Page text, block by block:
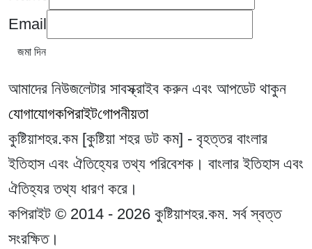
Email
আমাদের নিউজলেটার সাবস্ক্রাইব করুন এবং আপডেট থাকুন
যোগাযোগকপিরাইটগোপনীয়তা
কুষ্টিয়াশহর.কম [কুষ্টিয়া শহর ডট কম] - বৃহত্তর বাংলার
ইতিহাস এবং ঐতিহ্যের তথ্য পরিবেশক। বাংলার ইতিহাস এবং
ঐতিহ্যর তথ্য ধারণ করে।
কপিরাইট © 2014 - 2026 কুষ্টিয়াশহর.কম. সর্ব স্বত্ত
সংরক্ষিত।